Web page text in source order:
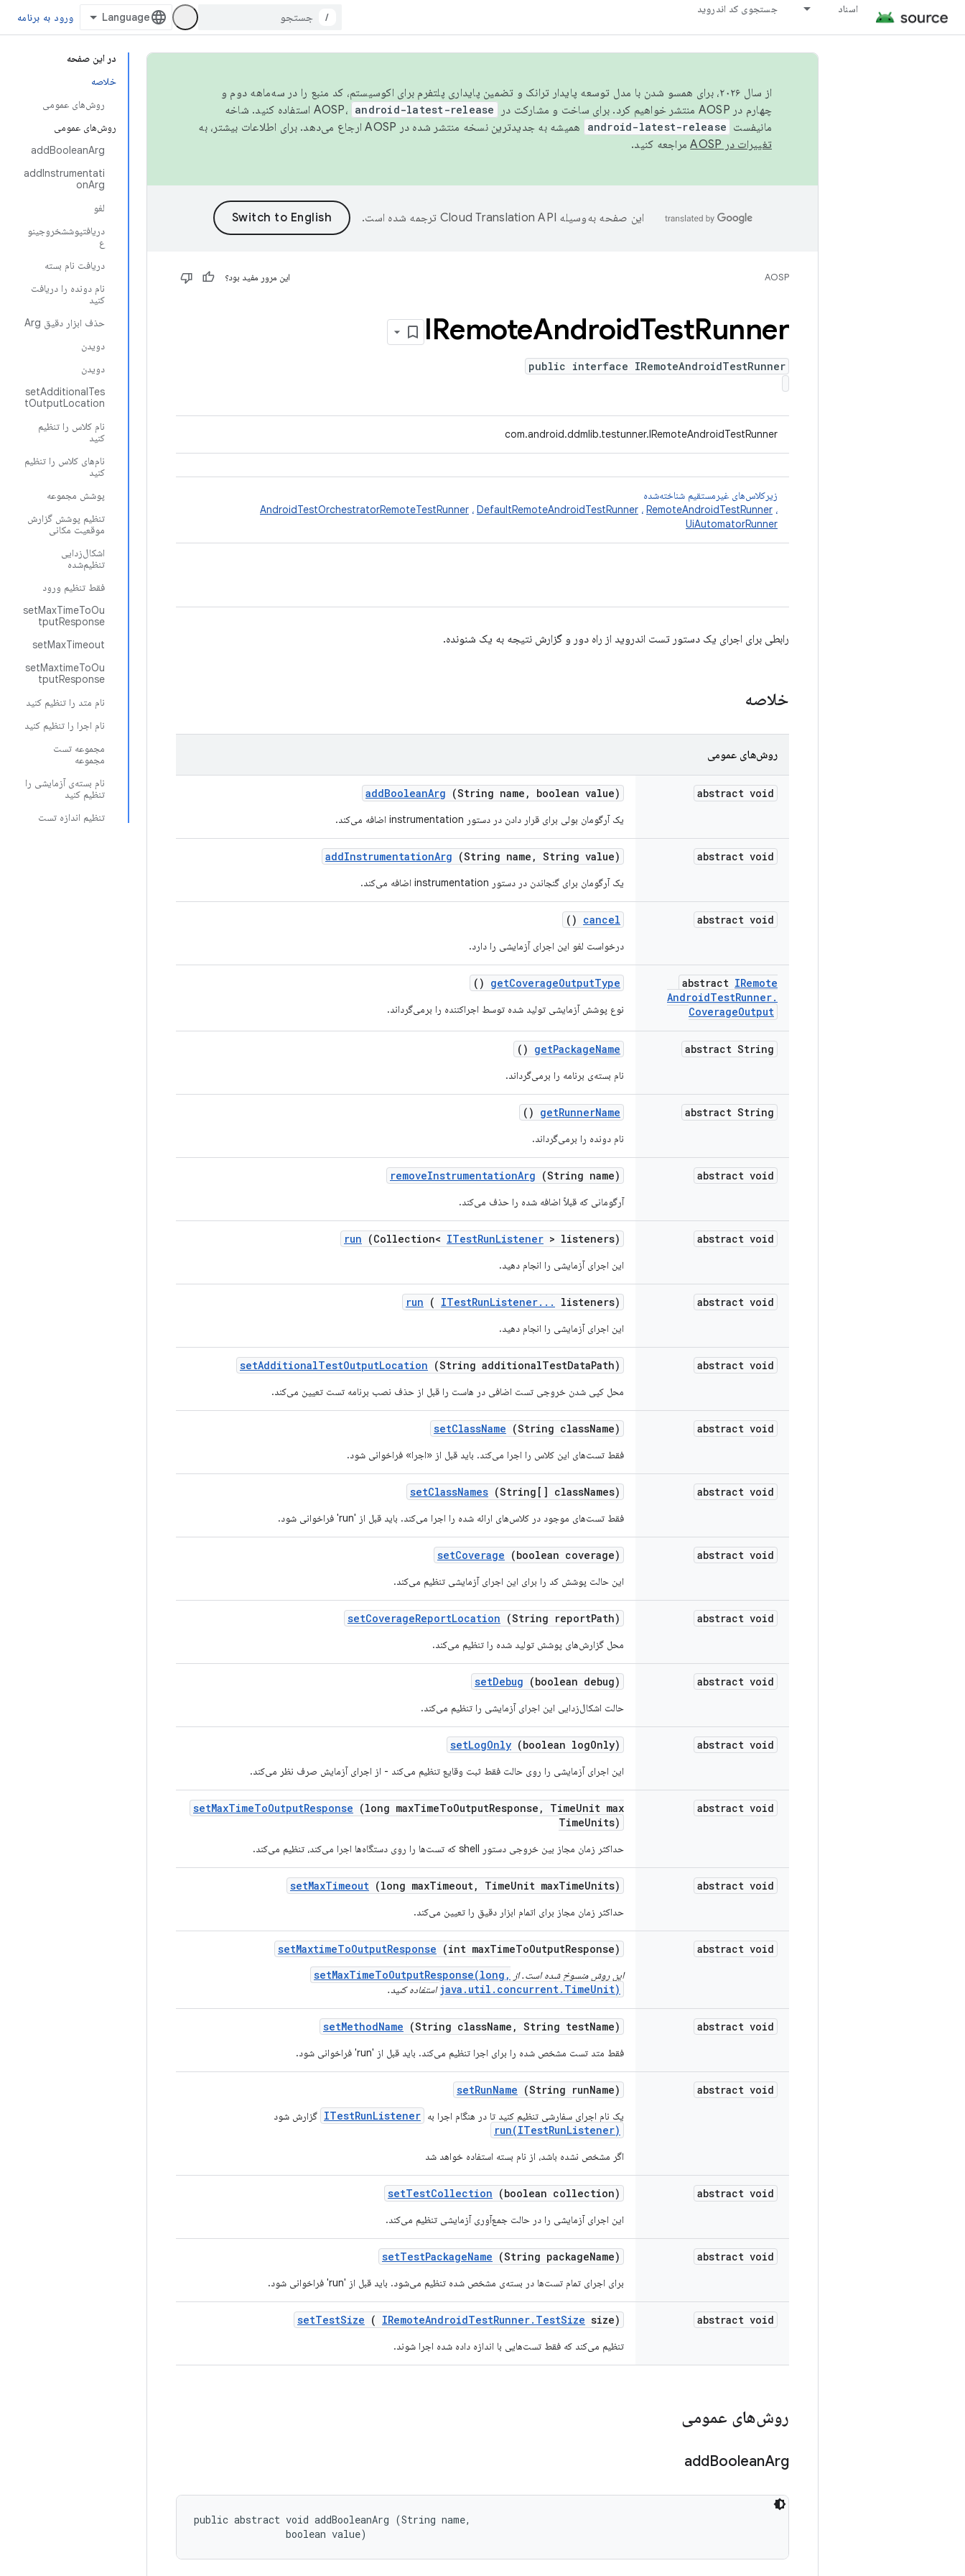
اسناد جستجوی کد اندروید
/ ورود به برنامه
در این صفحه
خلاصه
روش‌های عمومی
روش‌های عمومی
addBooleanArg
addInstrumentati
onArg
لغو
دریافتپوششخروجینو
ع
دریافت نام بسته
نام دونده را دریافت
کنید
حذف ابزار دقیق Arg
دویدن
دویدن
setAdditionalTes
tOutputLocation
نام کلاس را تنظیم
کنید
نام‌های کلاس را تنظیم
کنید
پوشش مجموعه
تنظیم پوشش گزارش
موقعیت مکانی
اشکال‌زدایی
تنظیم‌شده
فقط تنظیم ورود
setMaxTimeToOu
tputResponse
setMaxTimeout
setMaxtimeToOu
tputResponse
نام متد را تنظیم کنید
نام اجرا را تنظیم کنید
مجموعه تست
مجموعه
نام بسته‌ی آزمایشی را
تنظیم کنید
تنظیم اندازه تست
از سال ۲۰۲۶، برای همسو شدن با مدل توسعه پایدار ترانک و تضمین پایداری پلتفرم برای اکوسیستم، کد منبع را در سه‌ماهه دوم و
چهارم در AOSP منتشر خواهیم کرد. برای ساخت و مشارکت در AOSP،
android-latest-release
استفاده کنید. شاخه
مانیفست android-latest-release
همیشه به جدیدترین نسخه منتشر شده در AOSP ارجاع می‌دهد. برای اطلاعات بیشتر، به
تغییرات در AOSP
مراجعه کنید.
این صفحه به‌وسیله ترجمه شده است.
AOSP این مرور مفید بود؟
IRemoteAndroidTestRunner
public interface IRemoteAndroidTestRunner
com.android.ddmlib.testunner.IRemoteAndroidTestRunner
زیرکلاس‌های غیرمستقیم شناخته‌شده
AndroidTestOrchestratorRemoteTestRunner ، DefaultRemoteAndroidTestRunner ، RemoteAndroidTestRunner ،
UiAutomatorRunner
رابطی برای اجرای یک دستور تست اندروید از راه دور و گزارش نتیجه به یک شنونده.
خلاصه
روش‌های عمومی
abstract void
addBooleanArg (String name , boolean value)
یک آرگومان بولی برای قرار دادن در دستور instrumentation اضافه می‌کند.
abstract void
addInstrumentationArg (String name , String value)
یک آرگومان برای گنجاندن در دستور instrumentation اضافه می‌کند.
abstract void
cancel
()
درخواست لغو این اجرای آزمایشی را دارد.
abstract IRemote
AndroidTestRunner.
CoverageOutput
getCoverageOutputType
()
نوع پوشش آزمایشی تولید شده توسط اجراکننده را برمی‌گرداند.
abstract String
getPackageName
()
نام بسته‌ی برنامه را برمی‌گرداند.
abstract String
getRunnerName
()
نام دونده را برمی‌گرداند.
abstract void
removeInstrumentationArg (String name)
آرگومانی که قبلاً اضافه شده را حذف می‌کند.
abstract void
run (Collection< ITestRunListener > listeners)
این اجرای آزمایشی را انجام دهید.
abstract void
run ( ITestRunListener. . . listeners)
این اجرای آزمایشی را انجام دهید.
abstract void
setAdditionalTestOutputLocation (String additionalTestDataPath)
محل کپی شدن خروجی تست اضافی در هاست را قبل از حذف نصب برنامه تست تعیین می‌کند.
abstract void
setClassName (String className)
فقط تست‌های این کلاس را اجرا می‌کند. باید قبل از «اجرا» فراخوانی شود.
abstract void
setClassNames (String[] classNames)
فقط تست‌های موجود در کلاس‌های ارائه شده را اجرا می‌کند. باید قبل از 'run' فراخوانی شود.
abstract void
setCoverage (boolean coverage)
این حالت پوشش کد را برای این اجرای آزمایشی تنظیم می‌کند.
abstract void
setCoverageReportLocation (String reportPath)
محل گزارش‌های پوشش تولید شده را تنظیم می‌کند.
abstract void
setDebug (boolean debug)
حالت اشکال‌زدایی این اجرای آزمایشی را تنظیم می‌کند.
abstract void
setLogOnly (boolean logOnly)
این اجرای آزمایشی را روی حالت فقط ثبت وقایع تنظیم می‌کند - از اجرای آزمایش صرف نظر می‌کند.
abstract void
setMaxTimeToOutputResponse (long maxTimeToOutputResponse , TimeUnit max
TimeUnits)
حداکثر زمان مجاز بین خروجی دستور shell که تست‌ها را روی دستگاه‌ها اجرا می‌کند، تنظیم می‌کند.
abstract void
setMaxTimeout (long maxTimeout, TimeUnit maxTimeUnits)
حداکثر زمان مجاز برای اتمام ابزار دقیق را تعیین می‌کند.
abstract void
setMaxtimeToOutputResponse (int maxTimeToOutputResponse)
این روش منسوخ شده است. از setMaxTimeToOutputResponse(long,
java.util.concurrent.TimeUnit)استفاده کنید.
abstract void
setMethodName (String className , String testName)
فقط متد تست مشخص شده را برای اجرا تنظیم می‌کند. باید قبل از 'run' فراخوانی شود.
abstract void
setRunName (String runName)
یک نام اجرای سفارشی تنظیم کنید تا در هنگام اجرا به ITestRunListener گزارش شود
run(ITestRunListener)
اگر مشخص نشده باشد، از نام بسته استفاده خواهد شد
abstract void
setTestCollection (boolean collection)
این اجرای آزمایشی را در حالت جمع‌آوری آزمایشی تنظیم می‌کند.
abstract void
setTestPackageName (String packageName)
برای اجرای تمام تست‌ها در بسته‌ی مشخص شده تنظیم می‌شود. باید قبل از 'run' فراخوانی شود.
abstract void
setTestSize ( IRemoteAndroidTestRunner. TestSize size)
تنظیم می‌کند که فقط تست‌هایی با اندازه داده شده اجرا شوند.
روش‌های عمومی
addBooleanArg
public abstract void addBooleanArg (String name,
                boolean value)